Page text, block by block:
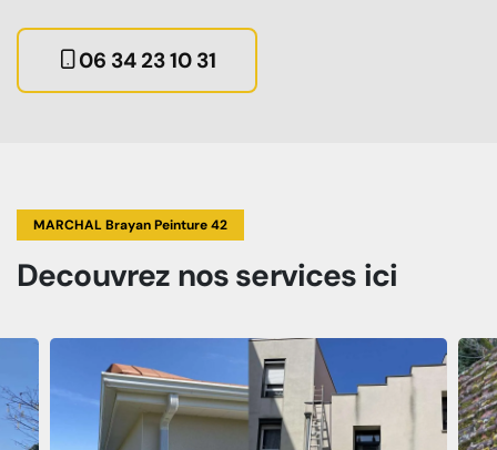
06 34 23 10 31
MARCHAL Brayan Peinture 42
Decouvrez nos services ici